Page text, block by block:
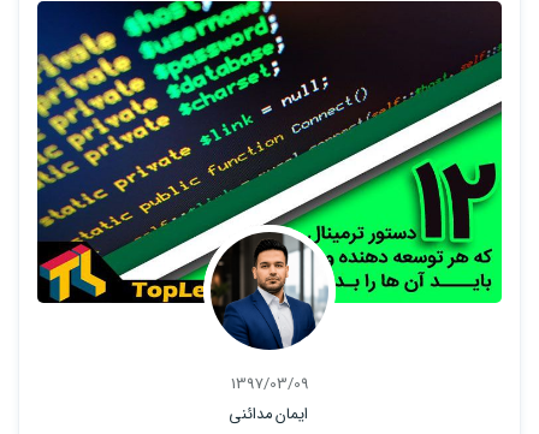
1397/03/09
ایمان مدائنی